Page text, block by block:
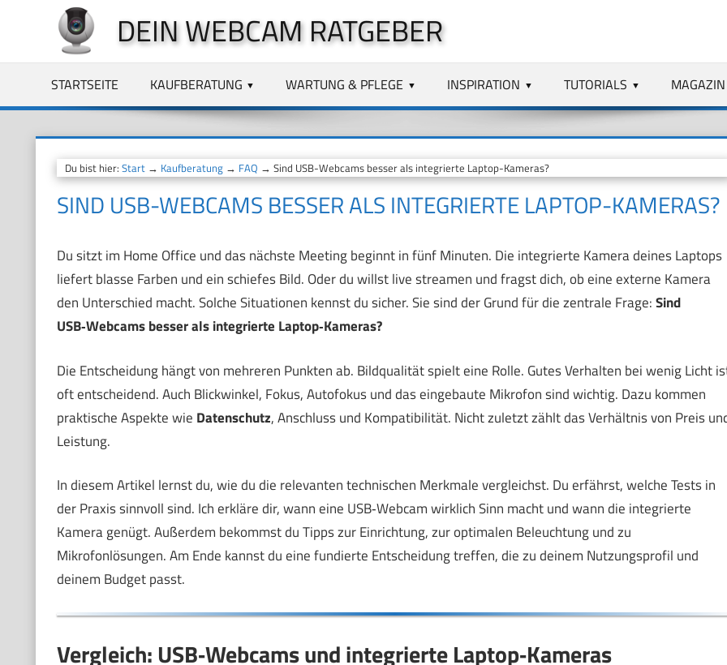
springen
DEIN WEBCAM RATGEBER
STARTSEITE KAUFBERATUNG WARTUNG & PFLEGE INSPIRATION TUTORIALS MAGAZIN
Du bist hier: Start→ Kaufberatung→ FAQ → Sind USB-Webcams besser als integrierte Laptop-Kameras?
SIND USB-WEBCAMS BESSER ALS INTEGRIERTE LAPTOP-KAMERAS?
Du sitzt im Home Office und das nächste Meeting beginnt in fünf Minuten. Die integrierte Kamera deines Laptops
liefert blasse Farben und ein schiefes Bild. Oder du willst live streamen und fragst dich, ob eine externe Kamera
den Unterschied macht. Solche Situationen kennst du sicher. Sie sind der Grund für die zentrale Frage:Sind
USB‑Webcams besser als integrierte Laptop‑Kameras?
Die Entscheidung hängt von mehreren Punkten ab. Bildqualität spielt eine Rolle. Gutes Verhalten bei wenig Licht
oft entscheidend. Auch Blickwinkel, Fokus, Autofokus und das eingebaute Mikrofon sind wichtig. Dazu kommen
praktische Aspekte wie Datenschutz, Anschluss und Kompatibilität. Nicht zuletzt zählt das Verhältnis von Preis
Leistung.
In diesem Artikel lernst du, wie du die relevanten technischen Merkmale vergleichst. Du erfährst, welche Tests in
der Praxis sinnvoll sind. Ich erkläre dir, wann eine USB‑Webcam wirklich Sinn macht und wann die integrierte
Kamera genügt. Außerdem bekommst du Tipps zur Einrichtung, zur optimalen Beleuchtung und zu
Mikrofonlösungen. Am Ende kannst du eine fundierte Entscheidung treffen, die zu deinem Nutzungsprofil und
deinem Budget passt.
Vergleich: USB‑Webcams und integrierte Laptop‑Kameras